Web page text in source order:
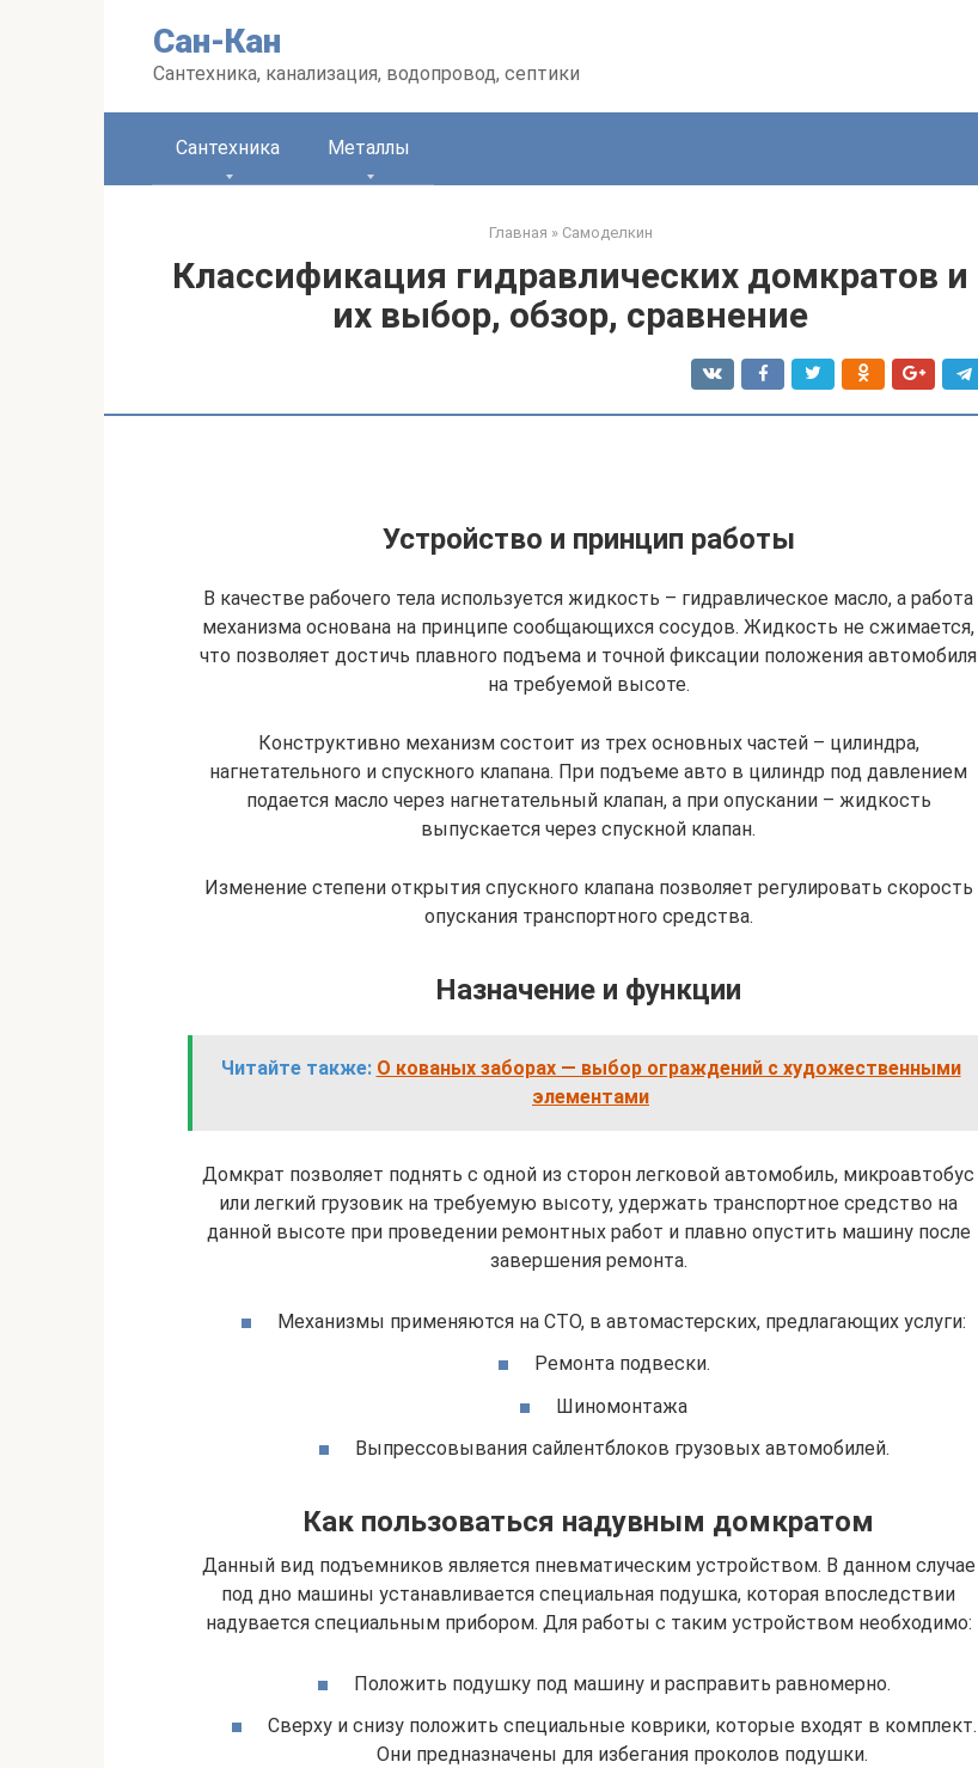
Сан-Кан
Сантехника, канализация, водопровод, септики
Сантехника Металлы
Главная » Самоделкин
Классификация гидравлических домкратов и
их выбор, обзор, сравнение
Устройство и принцип работы
В качестве рабочего тела используется жидкость – гидравлическое масло, а работа
механизма основана на принципе сообщающихся сосудов. Жидкость не сжимается,
что позволяет достичь плавного подъема и точной фиксации положения автомобиля
на требуемой высоте.
Конструктивно механизм состоит из трех основных частей – цилиндра,
нагнетательного и спускного клапана. При подъеме авто в цилиндр под давлением
подается масло через нагнетательный клапан, а при опускании – жидкость
выпускается через спускной клапан.
Изменение степени открытия спускного клапана позволяет регулировать скорость
опускания транспортного средства.
Назначение и функции
Читайте также: О кованых заборах — выбор ограждений с художественными
элементами
Домкрат позволяет поднять с одной из сторон легковой автомобиль, микроавтобус
или легкий грузовик на требуемую высоту, удержать транспортное средство на
данной высоте при проведении ремонтных работ и плавно опустить машину после
завершения ремонта.
Механизмы применяются на СТО, в автомастерских, предлагающих услуги:
Ремонта подвески.
Шиномонтажа
Выпрессовывания сайлентблоков грузовых автомобилей.
Как пользоваться надувным домкратом
Данный вид подъемников является пневматическим устройством. В данном случае
под дно машины устанавливается специальная подушка, которая впоследствии
надувается специальным прибором. Для работы с таким устройством необходимо:
Положить подушку под машину и расправить равномерно.
Сверху и снизу положить специальные коврики, которые входят в комплект.
Они предназначены для избегания проколов подушки.